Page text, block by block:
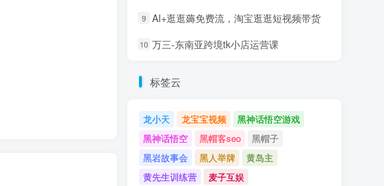
9 AI+逛逛薅免费流，淘宝逛逛短视频带货
10 万三-东南亚跨境tk小店运营课
标签云
龙小天 龙宝宝视频
黑神话悟空游戏
黑神话悟空
黑帽客seo
黑帽子
黑岩故事会
黑人举牌
黄岛主
黄先生训练营
麦子互娱